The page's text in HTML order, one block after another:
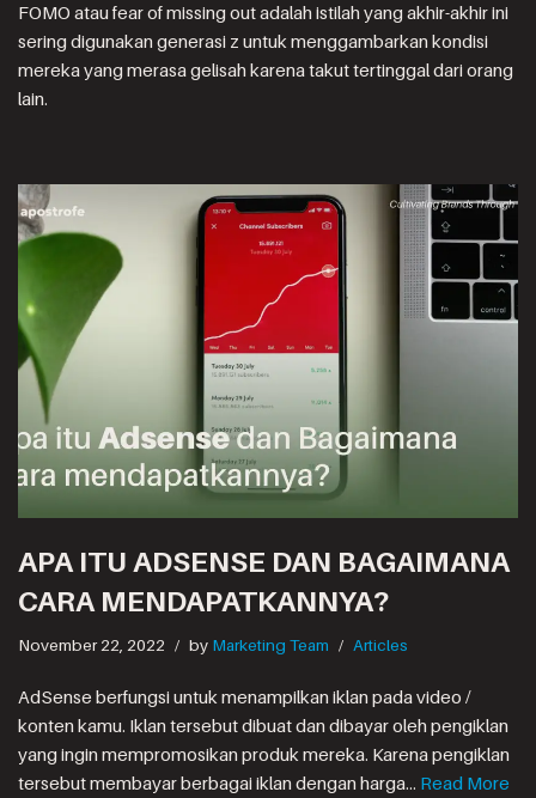
FOMO atau fear of missing out adalah istilah yang akhir-akhir ini
sering digunakan generasi z untuk menggambarkan kondisi
mereka yang merasa gelisah karena takut tertinggal dari orang
lain.
APA ITU ADSENSE DAN BAGAIMANA
CARA MENDAPATKANNYA?
November 22, 2022 by Marketing Team Articles
AdSense berfungsi untuk menampilkan iklan pada video /
konten kamu. Iklan tersebut dibuat dan dibayar oleh pengiklan
yang ingin mempromosikan produk mereka. Karena pengiklan
tersebut membayar berbagai iklan dengan harga… Read More